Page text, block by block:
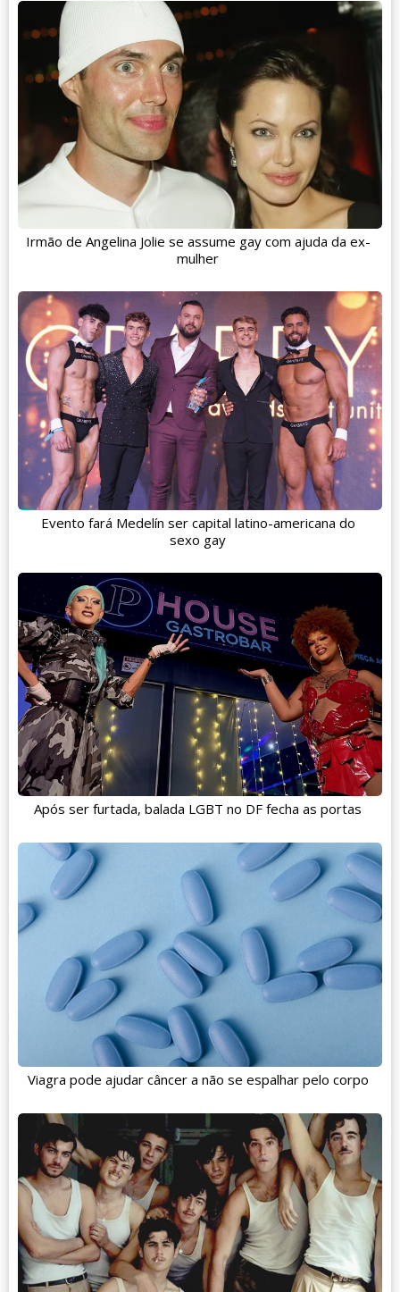
Irmão de Angelina Jolie se assume gay com ajuda da ex-
mulher
Evento fará Medelín ser capital latino-americana do
sexo gay
Após ser furtada, balada LGBT no DF fecha as portas
Viagra pode ajudar câncer a não se espalhar pelo corpo